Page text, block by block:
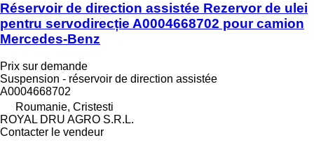
Réservoir de direction assistée Rezervor de ulei
pentru servodirecție A0004668702 pour camion
Mercedes-Benz
Prix sur demande
Suspension - réservoir de direction assistée
A0004668702
Roumanie, Cristesti
ROYAL DRU AGRO S.R.L.
Contacter le vendeur